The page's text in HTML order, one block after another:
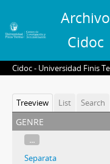
Archivo
Cidoc
Cidoc - Universidad Finis
Treeview List Search
genre
...
Separata